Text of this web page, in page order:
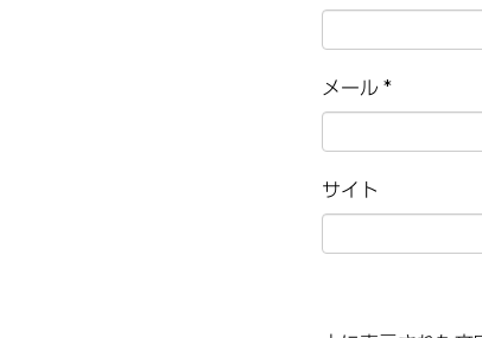
メール *
サイト